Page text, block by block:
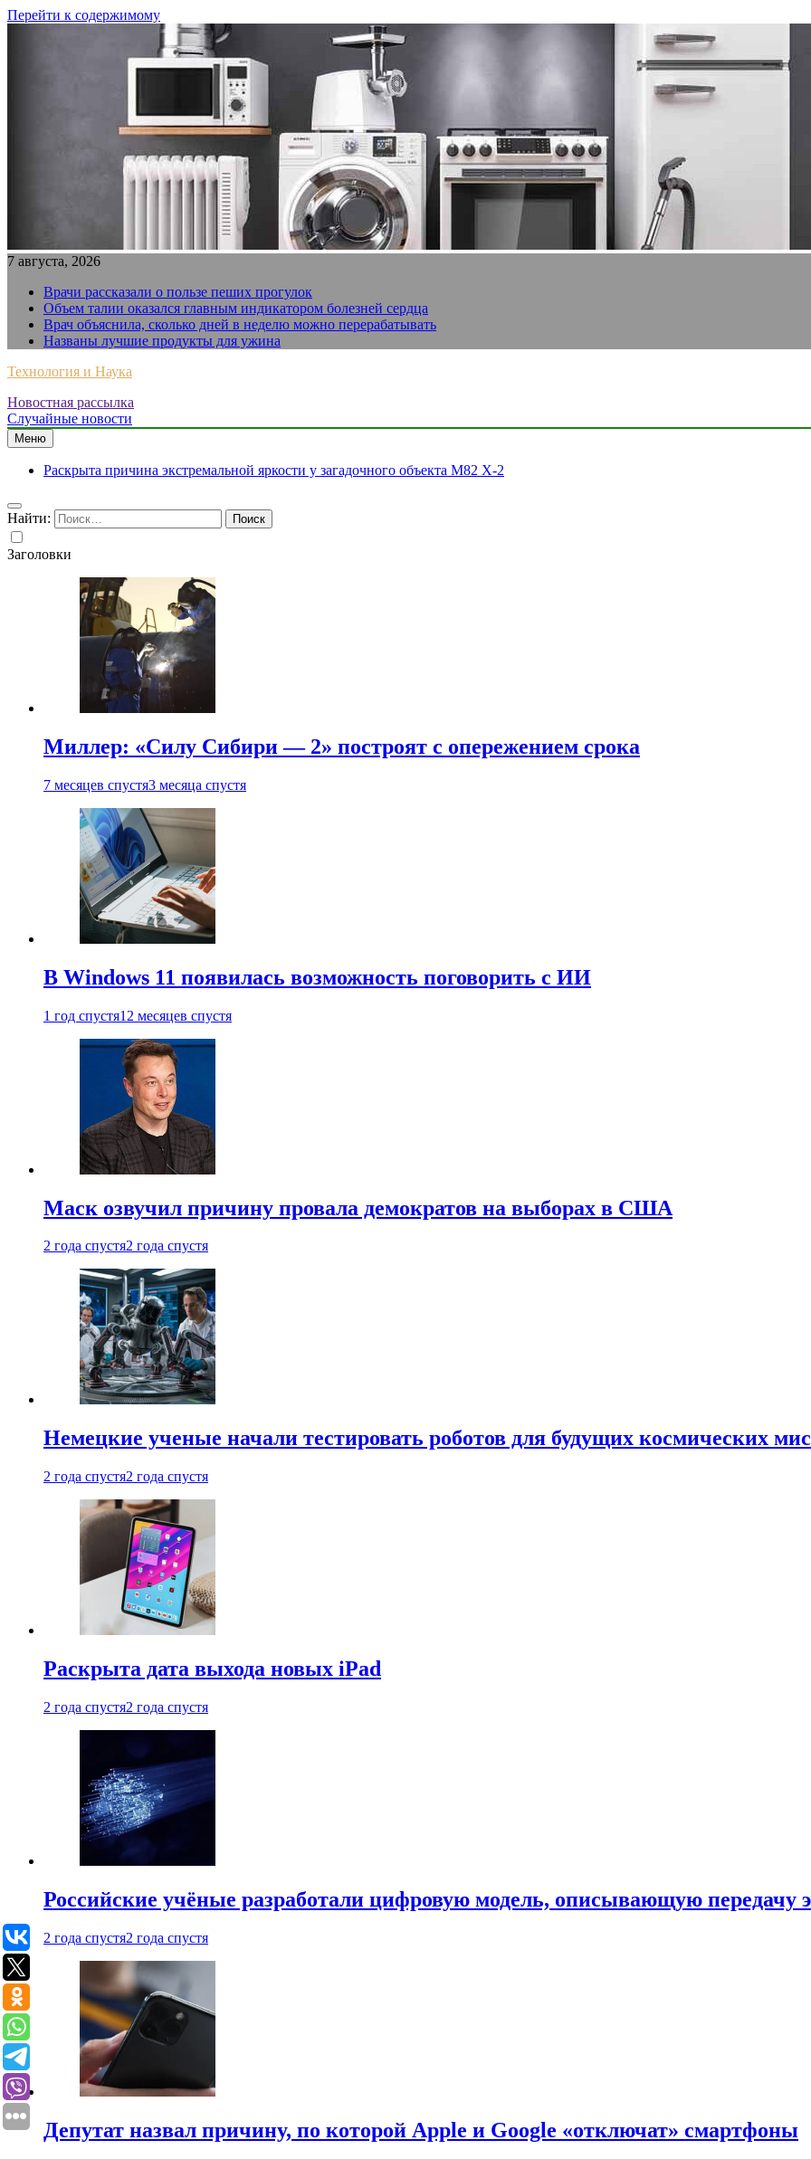
Перейти к содержимому
7 августа, 2026
Врачи рассказали о пользе пеших прогулок
Объем талии оказался главным индикатором болезней сердца
Врач объяснила, сколько дней в неделю можно перерабатывать
Названы лучшие продукты для ужина
Технология и Наука
Новостная рассылка
Случайные новости
Меню
Раскрыта причина экстремальной яркости у загадочного объекта M82 X-2
Найти:
Заголовки
Миллер: «Силу Сибири — 2» построят с опережением срока
7 месяцев спустя3 месяца спустя
В Windows 11 появилась возможность поговорить с ИИ
1 год спустя12 месяцев спустя
Маск озвучил причину провала демократов на выборах в США
2 года спустя2 года спустя
Немецкие ученые начали тестировать роботов для будущих космических
2 года спустя2 года спустя
Раскрыта дата выхода новых iPad
2 года спустя2 года спустя
Российские учёные разработали цифровую модель, описывающую передачу
2 года спустя2 года спустя
Депутат назвал причину, по которой Apple и Google «отключат» смартфоны